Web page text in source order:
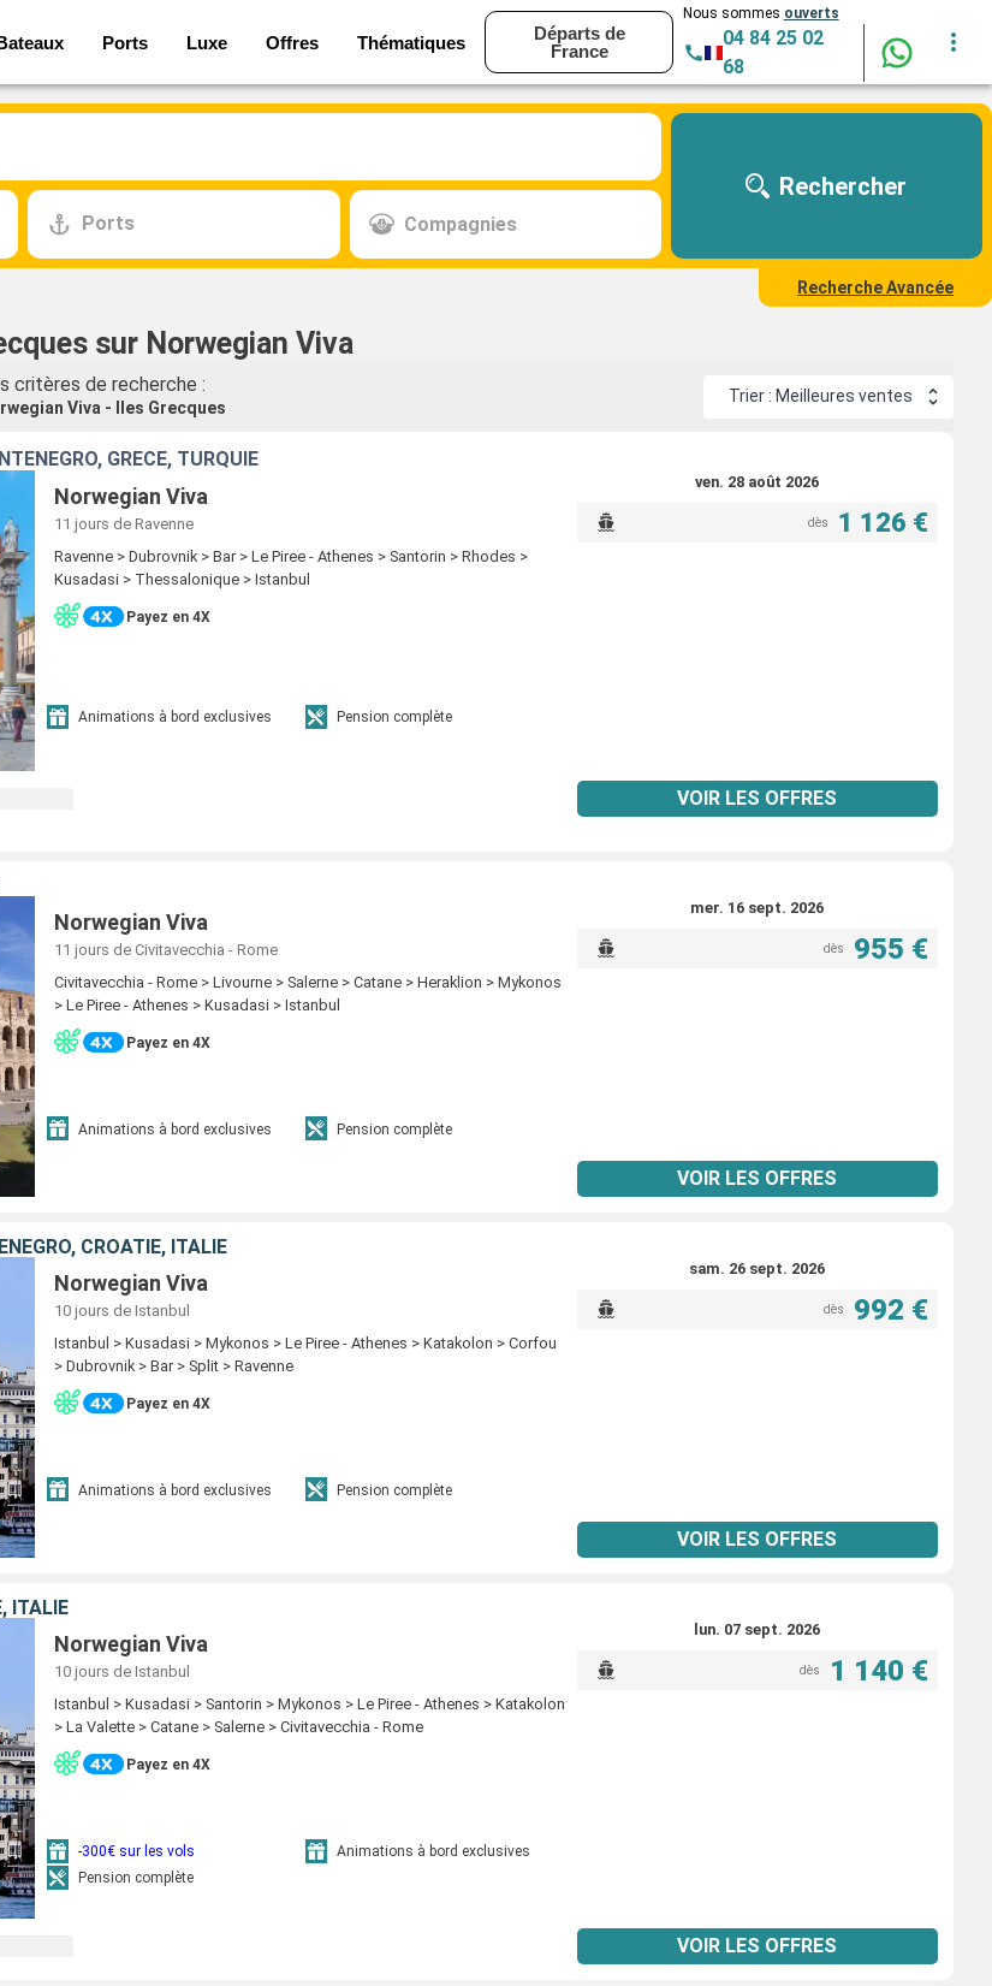
Ports Luxe Offres Thématiques
Départs de
France
Nous sommes ouverts
04 84 25 02
68
Ports Compagnies
Rechercher
Recherche Avancée
sur Norwegian Viva
critères de recherche :
Viva - Iles Grecques
Trier : Meilleures ventes
GRÈCE, TURQUIE
Norwegian Viva
11 jours de Ravenne
Ravenne > Dubrovnik > Bar > Le Piree - Athenes > Santorin > Rhodes >
Kusadasi > Thessalonique > Istanbul
Payez en 4X
Animations à bord exclusives Pension complète
ven. 28 août 2026
dès 1 126 €
VOIR LES OFFRES
Norwegian Viva
11 jours de Civitavecchia - Rome
Civitavecchia - Rome > Livourne > Salerne > Catane > Heraklion > Mykonos
> Le Piree - Athenes > Kusadasi > Istanbul
Payez en 4X
Animations à bord exclusives Pension complète
mer. 16 sept. 2026
dès 955 €
VOIR LES OFFRES
CROATIE, ITALIE
Norwegian Viva
10 jours de Istanbul
Istanbul > Kusadasi > Mykonos > Le Piree - Athenes > Katakolon > Corfou
> Dubrovnik > Bar > Split > Ravenne
Payez en 4X
Animations à bord exclusives Pension complète
sam. 26 sept. 2026
dès 992 €
VOIR LES OFFRES
ITALIE
Norwegian Viva
10 jours de Istanbul
Istanbul > Kusadasi > Santorin > Mykonos > Le Piree - Athenes > Katakolon
> La Valette > Catane > Salerne > Civitavecchia - Rome
Payez en 4X
-300€ sur les vols
Animations à bord exclusives
Pension complète
lun. 07 sept. 2026
dès 1 140 €
VOIR LES OFFRES